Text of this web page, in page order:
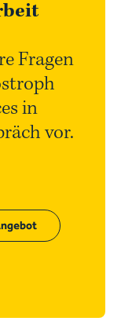
Fragen
in
vor.